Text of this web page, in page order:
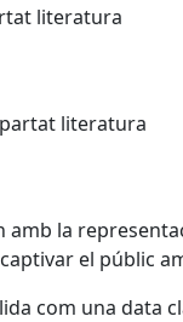
literatura
literatura
amb la
el públic
com una